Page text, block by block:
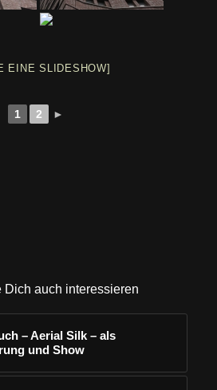
EINE SLIDESHOW]
1 2 ►
Dich auch interessieren
– Aerial Silk – als
und Show